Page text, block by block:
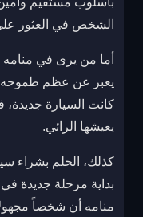
الشخص في العثور
أما من يرى في منامه
يعبر عن عظم طموحه
كانت السيارة جديدة،
يعيشها الرائي.
كذلك، الحلم بشراء
بداية مرحلة جديدة
منامه أن شخصاً